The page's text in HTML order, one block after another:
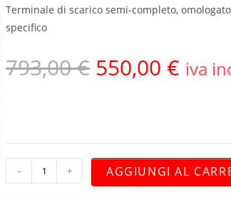
Terminale di scarico semi-completo,
specifico
793,00€ 550,00 € iva
- + AGGIUNGI AL